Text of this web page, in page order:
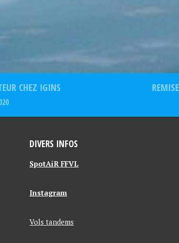
CHEZ IGINS
DIVERS INFOS
SpotAiR FFVL
Instagram
Vols tandems